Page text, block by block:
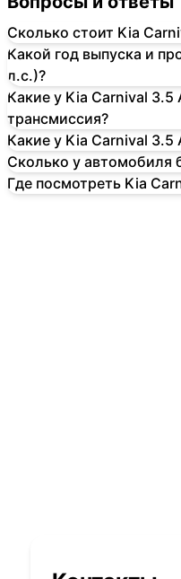
Сколько стоит Kia
Какой год выпуска и
л.с.)?
Какие у Kia Carnival 3.5
трансмиссия?
Какие у Kia Carnival 3.5
Сколько у автомобиля
Где посмотреть Kia